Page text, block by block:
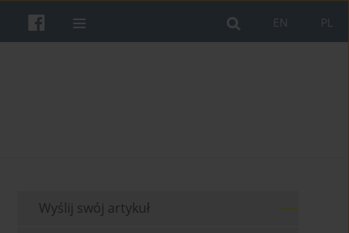
PL
EN
Wyślij swój artykuł